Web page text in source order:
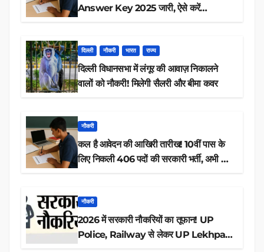
Answer Key 2025 जारी, ऐसे करें
दिल्ली नौकरी भारत राज्य
दिल्ली विधानसभा में लंगूर की आवाज़ निकालने
वालों को नौकरी! मिलेगी सैलरी और बीमा कवर
नौकरी
कल है आवेदन की आखिरी तारीख! 10वीं पास के
लिए निकली 406 पदों की सरकारी भर्ती, अभी करें
नौकरी
2026 में सरकारी नौकरियों का तूफान! UP
Police, Railway से लेकर UP Lekhpal